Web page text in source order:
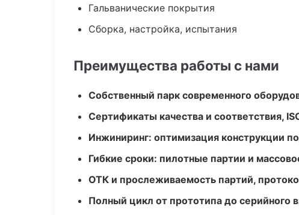
Гальванические покрытия
Сборка, настройка, испытания
Преимущества работы с нами
Собственный парк современного
Сертификаты качества и соответствия,
Инжиниринг: оптимизация конструкции
Гибкие сроки: пилотные партии и
ОТК и прослеживаемость партий,
Полный цикл от прототипа до серийного